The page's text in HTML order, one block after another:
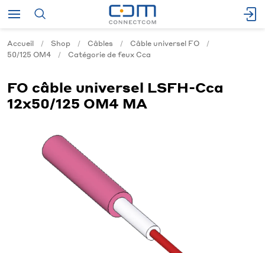
Accueil Shop Câbles
Câble universel FO
50/125 OM4
Catégorie de feux Cca
FO câble universel LSFH-Cca
12x50/125 OM4 MA